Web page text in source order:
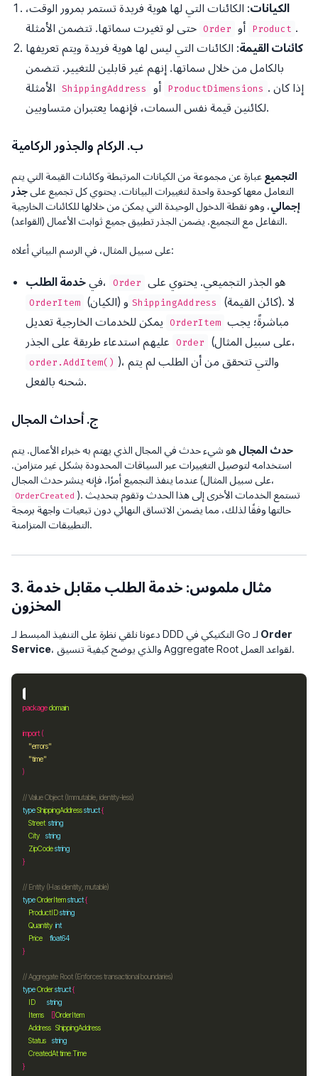
الكيانات: الكائنات التي لها هوية فريدة تستمر بمرور الوقت،
Order Product .
كائنات القيمة: الكائنات التي ليس لها هوية فريدة ويتم تعريفها
بالكامل من خلال سماتها. إنهم غير قابلين للتغيير. تتضمن
ShippingAddress ProductDimensions . إذا كان
لكائنين قيمة نفس السمات، فإنهما يعتبران متساويين.
ب. الركام والجذور الركامية
التجميع عبارة عن مجموعة من الكيانات المرتبطة وكائنات القيمة التي يتم
التعامل معها كوحدة واحدة لتغييرات البيانات. يحتوي كل تجميع على جذر
إجمالي، وهو نقطة الدخول الوحيدة التي يمكن من خلالها للكائنات الخارجية
التفاعل مع التجميع. يضمن الجذر تطبيق جميع ثوابت الأعمال (القواعد).
على سبيل المثال، في الرسم البياني أعلاه:
في خدمة الطلب ، Order هو الجذر التجميعي. يحتوي على
OrderItem (الكيان) و ShippingAddress
(كائن القيمة). لا
OrderItem مباشرةً؛ يجب
Order (على سبيل المثال،
order.AddItem() )، والتي تتحقق من أن الطلب لم يتم
شحنه بالفعل.
ج. أحداث المجال
حدث المجال هو شيء حدث في المجال الذي يهتم به خبراء الأعمال. يتم
استخدامه لتوصيل التغييرات عبر السياقات المحدودة بشكل غير متزامن.
عندما ينفذ التجميع أمرًا، فإنه ينشر حدث المجال (على سبيل المثال،
OrderCreated ). تستمع الخدمات الأخرى إلى هذا الحدث وتقوم بتحديث
حالتها وفقًا لذلك، مما يضمن الاتساق النهائي دون تبعيات واجهة برمجة
التطبيقات المتزامنة.
3. مثال ملموس: خدمة الطلب مقابل خدمة
المخزون
Order
Service
، والذي يوضح كيفية تنسيق Aggregate Root لقواعد العمل.
packagedomain
import
"errors"
"time"
// Value Object (Immutable, identity-less)
typeShippingAddressstruct
Street string
City
string
ZipCodestring
// Entity (Has identity, mutable)
typeOrderItemstruct
ProductIDstring
Quantity int
Price
float64
// Aggregate Root (Enforces transactional boundaries)
typeOrderstruct
ID
string
Items
     []
OrderItem
Address ShippingAddress
Status
string
CreatedAttimeTime